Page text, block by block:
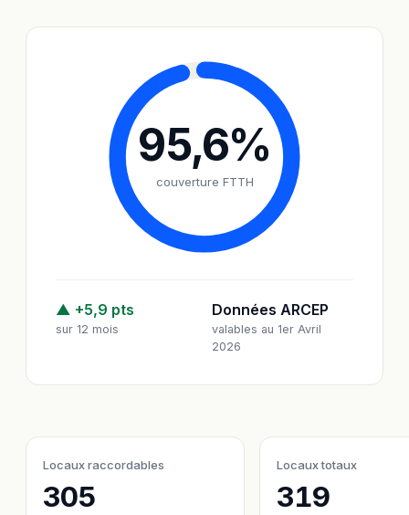
95,6%
couverture FTTH
▲ +5,9 pts
sur 12 mois
Données ARCEP
valables au 1er Avril
2026
Locaux raccordables
305
Locaux totaux
319